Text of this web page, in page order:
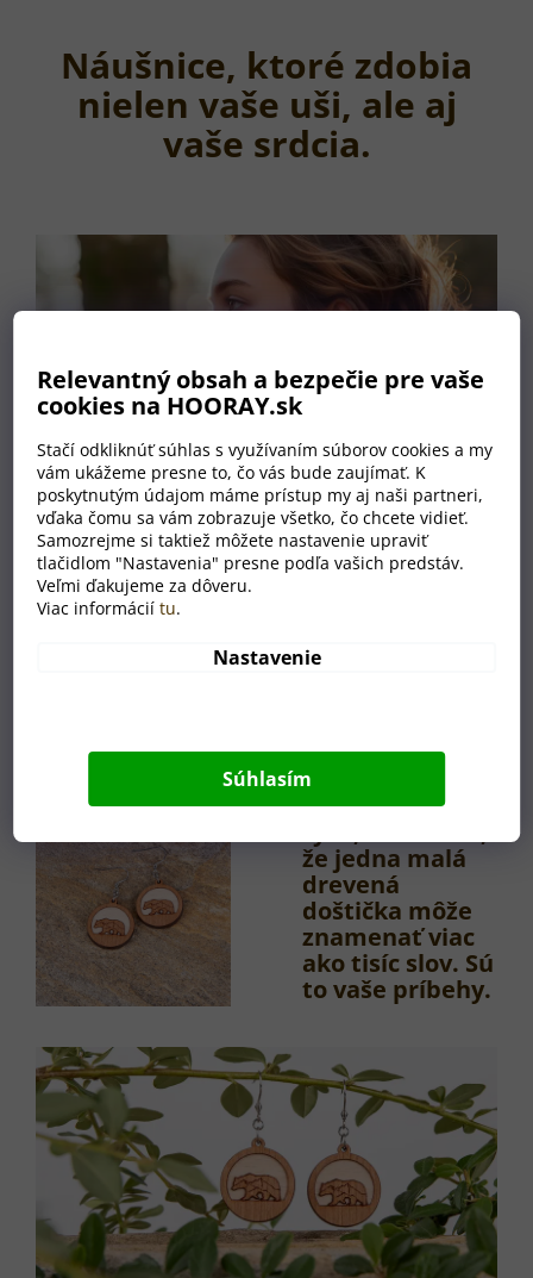
Relevantný obsah a bezpečie pre vaše
cookies na HOORAY.sk
Stačí odkliknúť súhlas s využívaním súborov cookies a my
vám ukážeme presne to, čo vás bude zaujímať. K
poskytnutým údajom máme prístup my aj naši partneri,
vďaka čomu sa vám zobrazuje všetko, čo chcete vidieť.
Samozrejme si taktiež môžete nastavenie upraviť
tlačidlom "Nastavenia" presne podľa vašich predstáv.
Veľmi ďakujeme za dôveru.
Viac informáciítu.
Nastavenie
Súhlasím
Náušnice, ktoré zdobia
nielen vaše uši, ale aj
vaše srdcia.
Jednoduché a
elegantné, naše
závesné
dreva vás spoja
Sú to šperky pre
že jedna malá
drevená
doštička môže
znamenať viac
ako tisíc slov. Sú
to vaše príbehy.